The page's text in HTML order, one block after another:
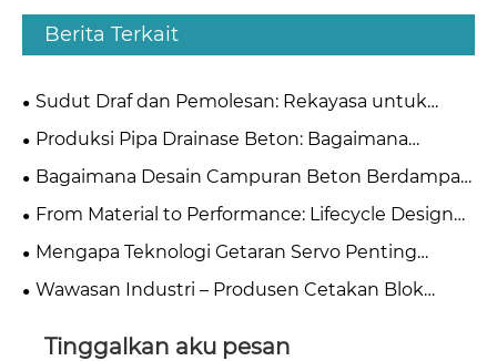
Berita Terkait
Sudut Draf dan Pemolesan: Rekayasa untuk
Pelontaran Blok Halus
Produksi Pipa Drainase Beton: Bagaimana
Memilih Antara Metode Ekstrusi dan Suspensi
Bagaimana Desain Campuran Beton Berdampak
Langsung pada Pemilihan Bahan Cetakan
From Material to Performance: Lifecycle Design
Principles for High-Quality Concrete Steel Moulds
Mengapa Teknologi Getaran Servo Penting
dalam Pembuatan Blok Beton?
Wawasan Industri – Produsen Cetakan Blok
Tinggalkan aku pesan